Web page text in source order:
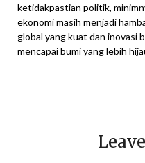
ketidakpastian politik,
ekonomi masih menjadi
global yang kuat dan inovasi
mencapai bumi yang lebih